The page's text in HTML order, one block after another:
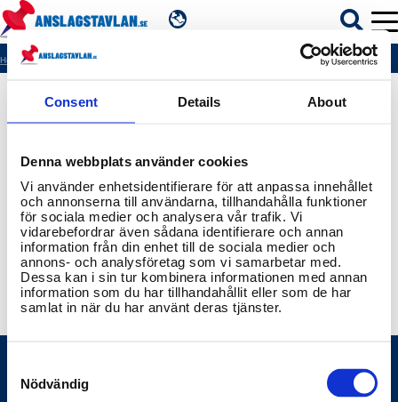
Consent Details About
Denna webbplats använder cookies
Vi använder enhetsidentifierare för att anpassa innehållet
och annonserna till användarna, tillhandahålla funktioner
för sociala medier och analysera vår trafik. Vi
vidarebefordrar även sådana identifierare och annan
information från din enhet till de sociala medier och
annons- och analysföretag som vi samarbetar med.
Dessa kan i sin tur kombinera informationen med annan
information som du har tillhandahållit eller som de har
samlat in när du har använt deras tjänster.
Selection
Nödvändig
MYNDIGHETER
REGIONER
KOMMUNER
Hem 404